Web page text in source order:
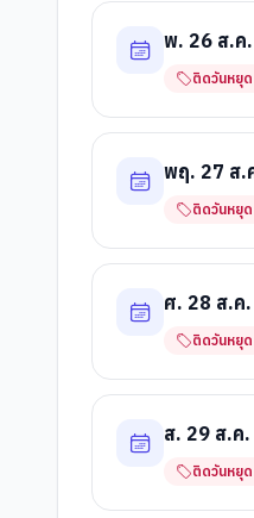
พ. 26 ส.ค
ติดวันหยุด
พฤ. 27 ส.
ติดวันหยุด
ศ. 28 ส.ค
ติดวันหยุด
ส. 29 ส.ค
ติดวันหยุด